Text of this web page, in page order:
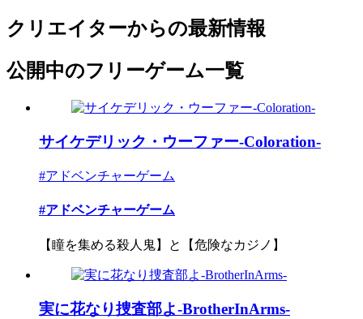
クリエイターからの最新情報
公開中のフリーゲーム一覧
サイケデリック・ウーファー-Coloration-
#アドベンチャーゲーム
#アドベンチャーゲーム
【瞳を集める殺人鬼】と【危険なカジノ】
実に花なり捜査部よ-BrotherInArms-